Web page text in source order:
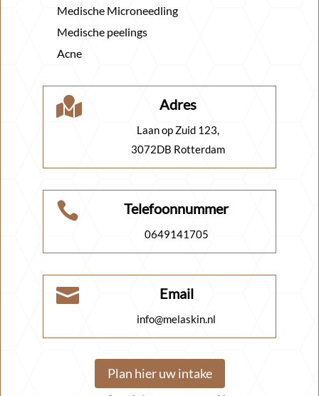
Medische Microneedling
Medische peelings
Acne
 Adres
Laan op Zuid 123,
3072DB Rotterdam
 Telefoonnummer
0649141705
 Email
info@melaskin.nl
Plan hier uw intake